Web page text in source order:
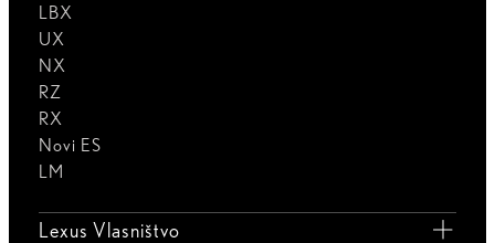
LBX
UX
NX
RZ
RX
Novi ES
LM
Lexus Vlasništvo